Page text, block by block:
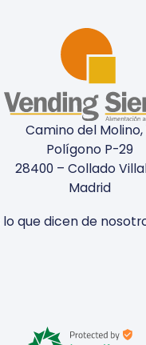
Camino del Molino,
Polígono P-29
28400 – Collado
Madrid
lo que dicen de